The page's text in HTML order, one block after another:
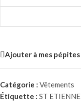
Ajouter à mes pépites
Catégorie : Vêtements
Étiquette : ST ETIENNE